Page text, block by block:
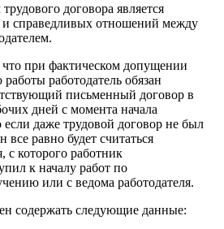
договора является
и справедливых отношений между
при фактическом допущении
работодатель обязан
письменный договор в
дней с момента начала
даже трудовой договор не был
равно будет считаться
с которого работник
к началу работ по
или с ведома работодателя.
содержать следующие данные: